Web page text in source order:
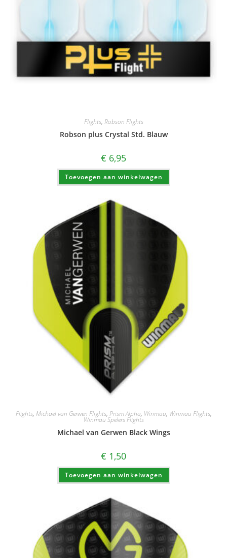
Flights, Robson Flights
Robson plus Crystal Std. Blauw
€ 6,95
Toevoegen aan winkelwagen
Flights, Michael van Gerwen Flights, Prism Alpha, Winmau, Winmau Flights,
Winmau Spelers Flights
Michael van Gerwen Black Wings
€ 1,50
Toevoegen aan winkelwagen